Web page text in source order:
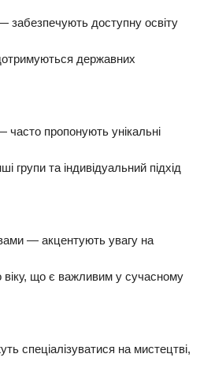
забезпечують доступну освіту
державних
часто пропонують унікальні
групи та індивідуальний підхід
— акцентують увагу на
віку, що є важливим у сучасному
спеціалізуватися на мистецтві,